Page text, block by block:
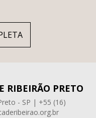
RIBEIRÃO PRETO
- SP | +55 (16)